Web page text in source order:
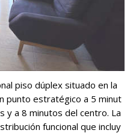
piso dúplex situado en la
punto estratégico a 5 minut
y a 8 minutos del centro. La
funcional que incluy